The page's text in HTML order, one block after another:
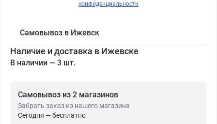
конфиденциальности
Самовывоз в Ижевск
Наличие и доставка в Ижевске
В наличии — 3 шт.
Самовывоз из 2 магазинов
Забрать заказ из нашего магазина
Сегодня — бесплатно